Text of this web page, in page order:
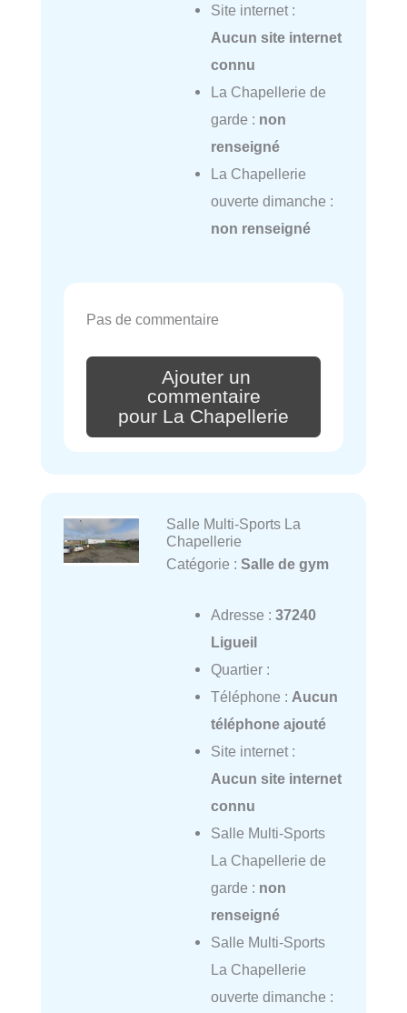
Site internet :
Aucun site internet
connu
La Chapellerie de
garde : non
renseigné
La Chapellerie
ouverte dimanche :
non renseigné
Pas de commentaire
Ajouter un
commentaire
pour La Chapellerie
Salle Multi-Sports La
Chapellerie
Catégorie : Salle de gym
Adresse : 37240
Ligueil
Quartier :
Téléphone : Aucun
téléphone ajouté
Site internet :
Aucun site internet
connu
Salle Multi-Sports
La Chapellerie de
garde : non
renseigné
Salle Multi-Sports
La Chapellerie
ouverte dimanche :